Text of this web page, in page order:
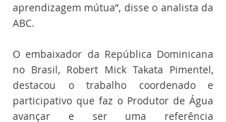
aprendizagem mútua”, disse o analista da
ABC.
O embaixador da República Dominicana
no Brasil, Robert Mick Takata Pimentel,
destacou o trabalho coordenado e
participativo que faz o Produtor de Água
avançar e ser uma referência